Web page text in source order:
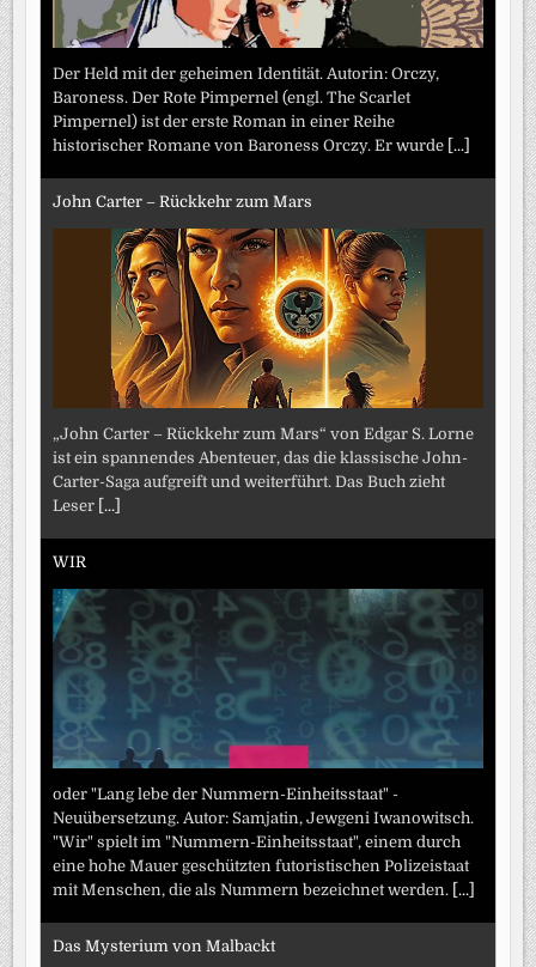
Der Held mit der geheimen Identität. Autorin: Orczy,
Baroness. Der Rote Pimpernel (engl. The Scarlet
Pimpernel) ist der erste Roman in einer Reihe
historischer Romane von Baroness Orczy. Er wurde [...]
John Carter – Rückkehr zum Mars
„John Carter – Rückkehr zum Mars“ von Edgar S. Lorne
ist ein spannendes Abenteuer, das die klassische John-
Carter-Saga aufgreift und weiterführt. Das Buch zieht
Leser [...]
WIR
oder "Lang lebe der Nummern-Einheitsstaat" -
Neuübersetzung. Autor: Samjatin, Jewgeni Iwanowitsch.
"Wir" spielt im "Nummern-Einheitsstaat", einem durch
eine hohe Mauer geschützten futoristischen Polizeistaat
mit Menschen, die als Nummern bezeichnet werden. [...]
Das Mysterium von Malbackt